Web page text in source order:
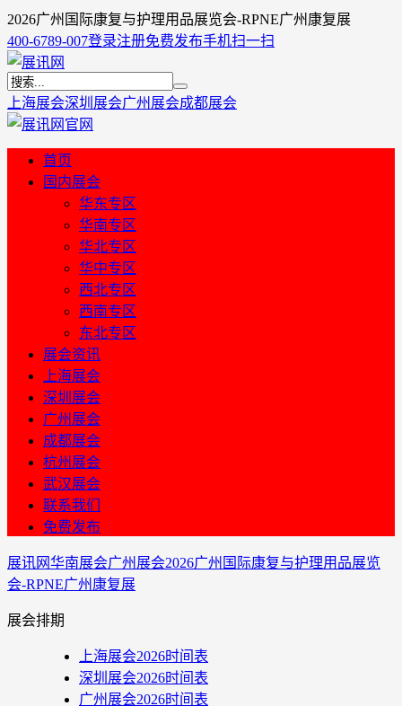
​2026广州国际康复与护理用品展览会-RPNE广州康复展
400-6789-007登录注册免费发布手机扫一扫
上海展会深圳展会广州展会成都展会
首页
国内展会
华东专区
华南专区
华北专区
华中专区
西北专区
西南专区
东北专区
展会资讯
上海展会
深圳展会
广州展会
成都展会
杭州展会
武汉展会
联系我们
免费发布
展讯网华南展会广州展会​2026广州国际康复与护理用品展览
会-RPNE广州康复展
展会排期
上海展会2026时间表
深圳展会2026时间表
广州展会2026时间表